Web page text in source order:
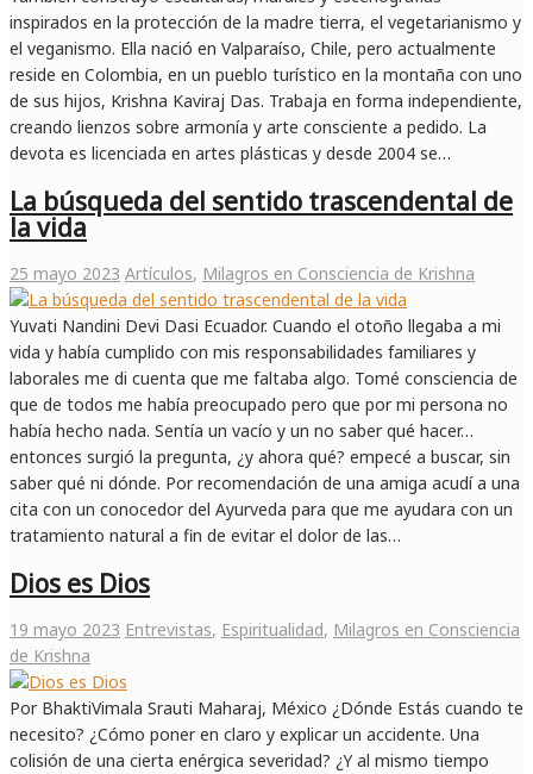
inspirados en la protección de la madre tierra, el vegetarianismo y
el veganismo. Ella nació en Valparaíso, Chile, pero actualmente
reside en Colombia, en un pueblo turístico en la montaña con uno
de sus hijos, Krishna Kaviraj Das. Trabaja en forma independiente,
creando lienzos sobre armonía y arte consciente a pedido. La
devota es licenciada en artes plásticas y desde 2004 se…
La búsqueda del sentido trascendental de
la vida
25 mayo 2023 Artículos, Milagros en Consciencia de Krishna
Yuvati Nandini Devi Dasi Ecuador. Cuando el otoño llegaba a mi
vida y había cumplido con mis responsabilidades familiares y
laborales me di cuenta que me faltaba algo. Tomé consciencia de
que de todos me había preocupado pero que por mi persona no
había hecho nada. Sentía un vacío y un no saber qué hacer…
entonces surgió la pregunta, ¿y ahora qué? empecé a buscar, sin
saber qué ni dónde. Por recomendación de una amiga acudí a una
cita con un conocedor del Ayurveda para que me ayudara con un
tratamiento natural a fin de evitar el dolor de las…
Dios es Dios
19 mayo 2023 Entrevistas, Espiritualidad, Milagros en Consciencia
de Krishna
Por BhaktiVimala Srauti Maharaj, México ¿Dónde Estás cuando te
necesito? ¿Cómo poner en claro y explicar un accidente. Una
colisión de una cierta enérgica severidad? ¿Y al mismo tiempo